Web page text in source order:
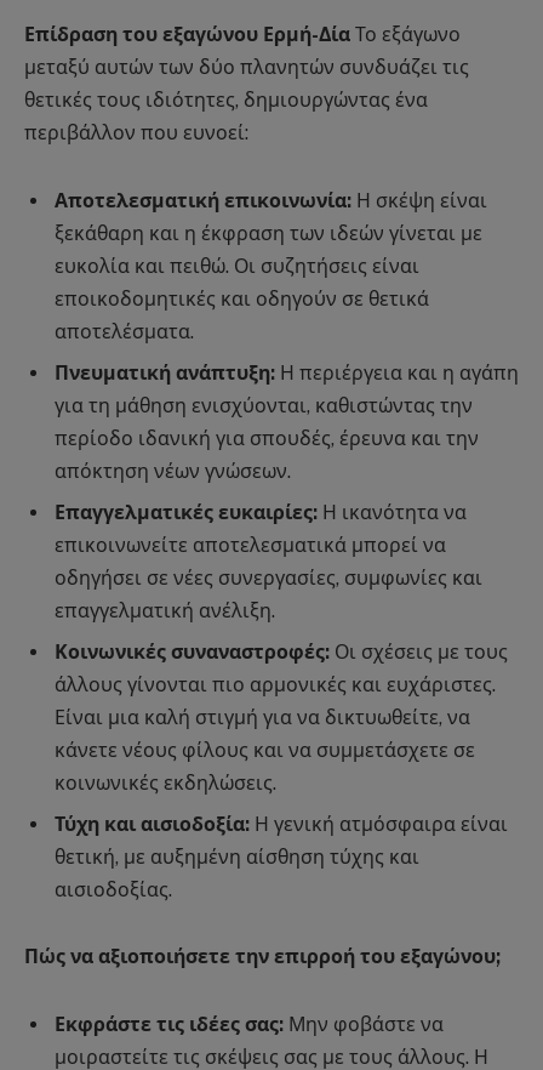
Επίδραση του εξαγώνου Ερμή-Δία Το εξάγωνο
μεταξύ αυτών των δύο πλανητών συνδυάζει τις
θετικές τους ιδιότητες, δημιουργώντας ένα
περιβάλλον που ευνοεί:
Αποτελεσματική επικοινωνία: Η σκέψη είναι
ξεκάθαρη και η έκφραση των ιδεών γίνεται με
ευκολία και πειθώ. Οι συζητήσεις είναι
εποικοδομητικές και οδηγούν σε θετικά
αποτελέσματα.
Πνευματική ανάπτυξη: Η περιέργεια και η αγάπη
για τη μάθηση ενισχύονται, καθιστώντας την
περίοδο ιδανική για σπουδές, έρευνα και την
απόκτηση νέων γνώσεων.
Επαγγελματικές ευκαιρίες: Η ικανότητα να
επικοινωνείτε αποτελεσματικά μπορεί να
οδηγήσει σε νέες συνεργασίες, συμφωνίες και
επαγγελματική ανέλιξη.
Κοινωνικές συναναστροφές: Οι σχέσεις με τους
άλλους γίνονται πιο αρμονικές και ευχάριστες.
Είναι μια καλή στιγμή για να δικτυωθείτε, να
κάνετε νέους φίλους και να συμμετάσχετε σε
κοινωνικές εκδηλώσεις.
Τύχη και αισιοδοξία: Η γενική ατμόσφαιρα είναι
θετική, με αυξημένη αίσθηση τύχης και
αισιοδοξίας.
Πώς να αξιοποιήσετε την επιρροή του εξαγώνου;
Εκφράστε τις ιδέες σας: Μην φοβάστε να
μοιραστείτε τις σκέψεις σας με τους άλλους. Η